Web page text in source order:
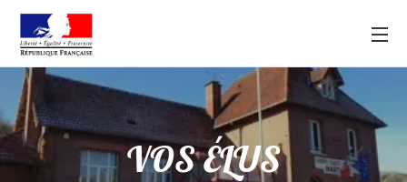
VOS ÉLUS